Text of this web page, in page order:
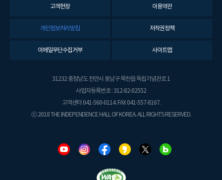
고객헌장 이용약관
개인정보처리방침 저작권정책
이메일무단수집거부 사이트맵
31232 충청남도 천안시 동남구 목천읍 독립기념관로 1
사업자등록번호 : 312-82-02552
고객센터 041-560-0114. FAX 041-557-8167.
ⓒ 2018 THE INDEPENDENCE HALL OF KOREA. ALL RIGHTS RESERVED.